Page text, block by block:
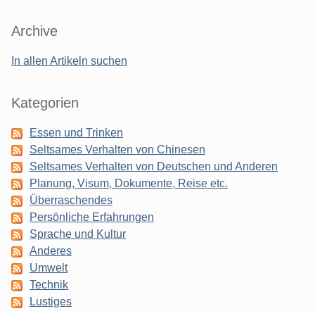
Archive
In allen Artikeln suchen
Kategorien
Essen und Trinken
Seltsames Verhalten von Chinesen
Seltsames Verhalten von Deutschen und Anderen
Planung, Visum, Dokumente, Reise etc.
Überraschendes
Persönliche Erfahrungen
Sprache und Kultur
Anderes
Umwelt
Technik
Lustiges